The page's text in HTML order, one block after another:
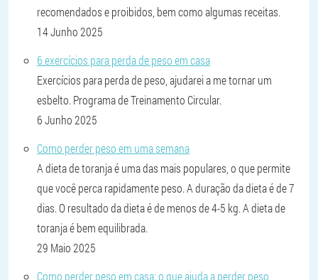
recomendados e proibidos, bem como algumas receitas.
14 Junho 2025
6 exercícios para perda de peso em casa
Exercícios para perda de peso, ajudarei a me tornar um
esbelto. Programa de Treinamento Circular.
6 Junho 2025
Como perder peso em uma semana
A dieta de toranja é uma das mais populares, o que permite
que você perca rapidamente peso. A duração da dieta é de 7
dias. O resultado da dieta é de menos de 4-5 kg. A dieta de
toranja é bem equilibrada.
29 Maio 2025
Como perder peso em casa: o que ajuda a perder peso